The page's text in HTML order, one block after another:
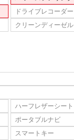
ドライブレコーダー
クリーンディーゼル
ハーフレザーシート
ポータブルナビ
スマートキー